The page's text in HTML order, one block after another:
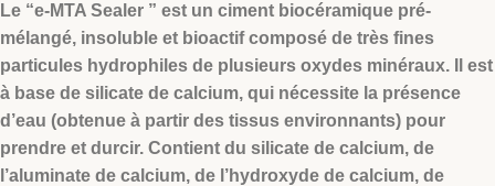
Le “e-MTA Sealer ” est un ciment biocéramique pré-
mélangé, insoluble et bioactif composé de très fines
particules hydrophiles de plusieurs oxydes minéraux. Il est
à base de silicate de calcium, qui nécessite la présence
d’eau (obtenue à partir des tissus environnants) pour
prendre et durcir. Contient du silicate de calcium, de
l’aluminate de calcium, de l’hydroxyde de calcium, de